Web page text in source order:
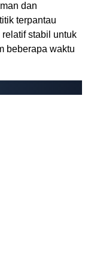
dan
terpantau
stabil untuk
beberapa waktu